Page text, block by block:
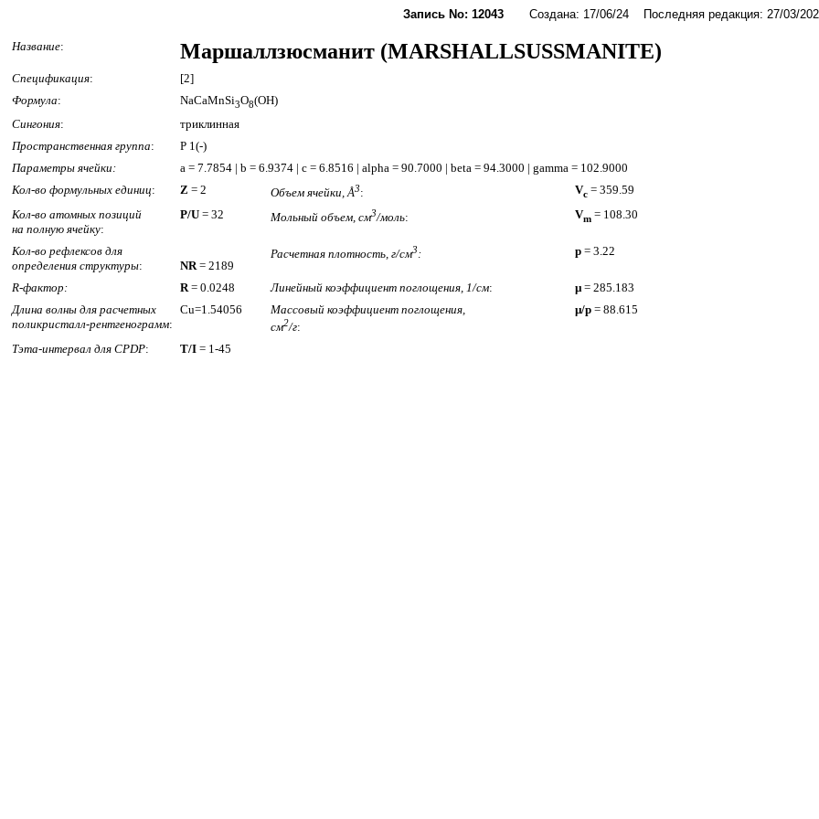
Запись No: 12043 Создана: 17/06/24 Последняя редакция: 27/03/
Название: Маршаллзюсманит (MARSHALLSUSSMANITE)
Спецификация:
[2]
Формула: NaCaMnSi3O8(OH)
Сингония:
триклинная
Пространственная группа:
P 1(-)
Параметры ячейки:
a = 7.7854 | b = 6.9374 | c = 6.8516 | alpha = 90.7000 | beta = 94.3000 | gamma = 102.9000
Кол-во формульных единиц: Z = 2 Объем ячейки, Å3: Vc = 359.59
Кол-во атомных позиций
на полную ячейку:
P/U = 32 Мольный объем, см3/моль: Vm = 108.30
Кол-во рефлексов для
определения структуры: NR= 2189
Расчетная плотность, г/см3: p = 3.22
R-фактор: R= 0.0248 Линейный коэффициент поглощения, 1/см: µ= 285.183
Длина волны для расчетных
поликристалл-рентгенограмм:
Cu=1.54056
Массовый коэффициент поглощения,
см2/г:
µ/p = 88.615
Тэта-интервал для CPDP: T/I = 1-45